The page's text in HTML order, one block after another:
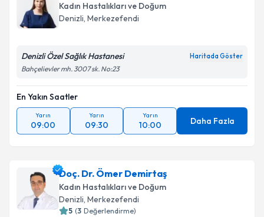
Kadın Hastalıkları ve Doğum
Denizli, Merkezefendi
Denizli Özel Sağlık Hastanesi Haritada Göster
Bahçelievler mh. 3007 sk. No:23
En Yakın Saatler
Yarın
09:00
Yarın
09:30
Yarın
10:00 Daha Fazla
Doç. Dr. Ömer Demirtaş
Kadın Hastalıkları ve Doğum
Denizli, Merkezefendi
5 (3 Değerlendirme)